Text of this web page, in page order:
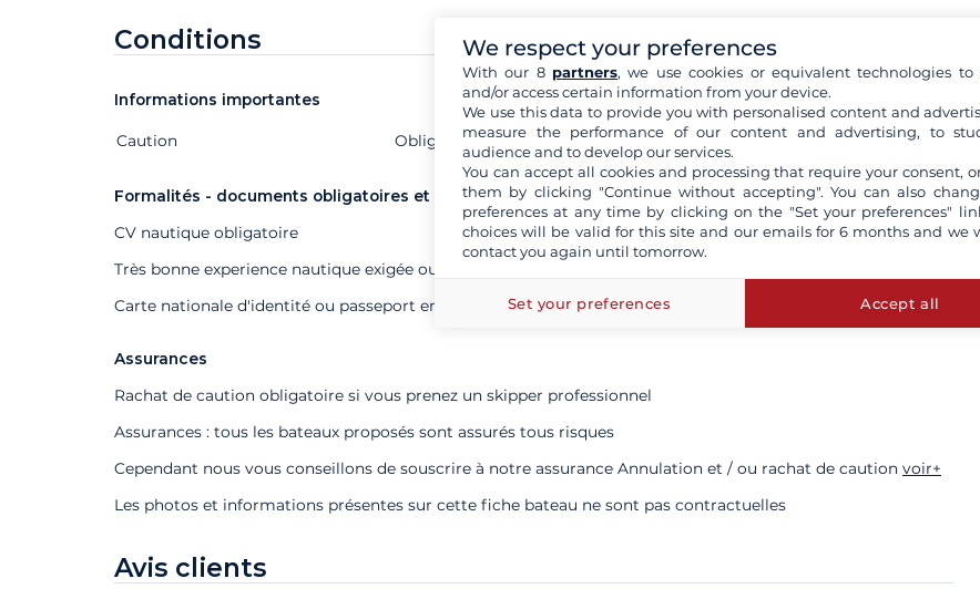
Conditions
Informations importantes
Extras Statut
Caution Obligatoire 6 000 €
Formalités - documents obligatoires et autres
CV nautique obligatoire
Très bonne experience nautique exigée ou skipper professionnel
Carte nationale d'identité ou passeport en cours de validité obligatoire
Assurances
Rachat de caution obligatoire si vous prenez un skipper professionnel
Assurances : tous les bateaux proposés sont assurés tous risques
Cependant nous vous conseillons de souscrire à notre assurance Annulation et / ou rachat de caution voir+
Les photos et informations présentes sur cette fiche bateau ne sont pas contractuelles
Avis clients
We respect your preferences
With our 8 partners, we use cookies or equivalent technologies to
and/or access certain information from your device.
We use this data to provide you with personalised content and
measure the performance of our content and advertising, to
audience and to develop our services.
You can accept all cookies and processing that require your consent,
them by clicking "Continue without accepting". You can also
preferences at any time by clicking on the "Set your preferences"
choices will be valid for this site and our emails for 6 months and we
contact you again until tomorrow.
Set your preferences Accept all